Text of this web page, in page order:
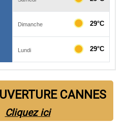
CANNES
Cliquez ici